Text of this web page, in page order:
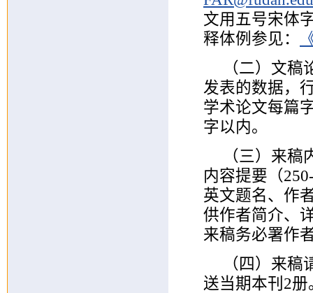
文用五号宋体
释体例参见：
（二）文
发表的数据，
学术论文每篇
字以内。
（三）来
内容提要（
英文题名、作
供作者简介、
来稿务必署作
（四）来
送当期本刊2